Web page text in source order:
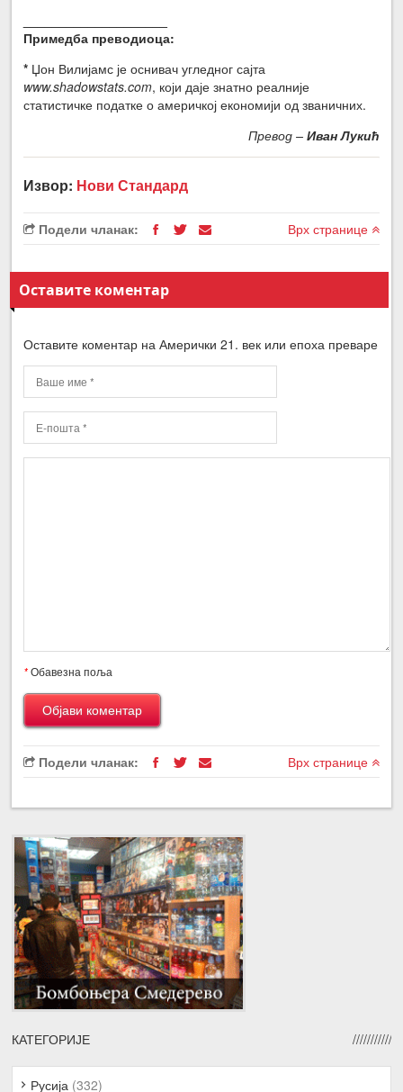
Примедба преводиоца:
* Џон Вилијамс је оснивач угледног сајта
www.shadowstats.com, који даје знатно реалније
статистичке податке о америчкој економији од званичних.
Превод –Иван Лукић
Извор: Нови Стандард
Подели чланак: Врх странице
Оставите коментар
Оставите коментар на Амерички 21. век или епоха преваре
*Обавезна поља
Подели чланак: Врх странице
КАТЕГОРИЈЕ
Русија (332)